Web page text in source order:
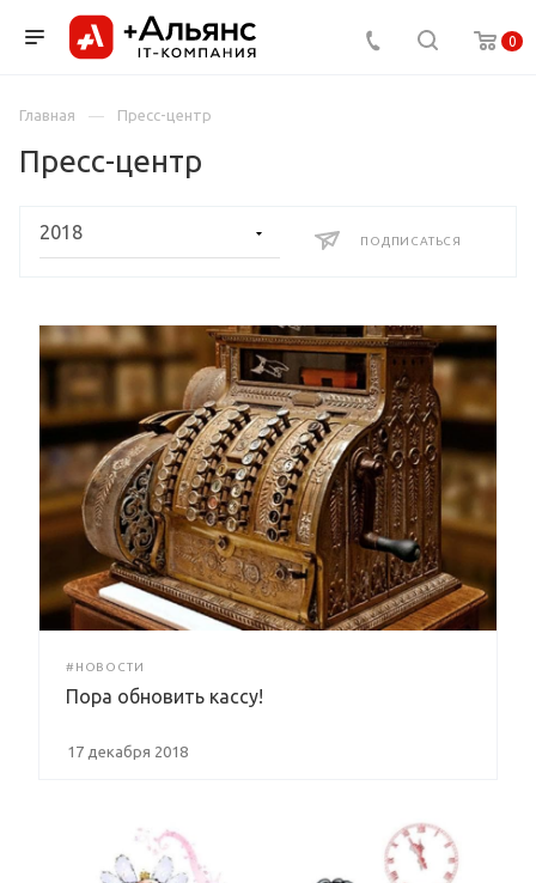
0
Главная Пресс-центр
Пресс-центр
ПОДПИСАТЬСЯ
#НОВОСТИ
Пора обновить кассу!
17 декабря 2018